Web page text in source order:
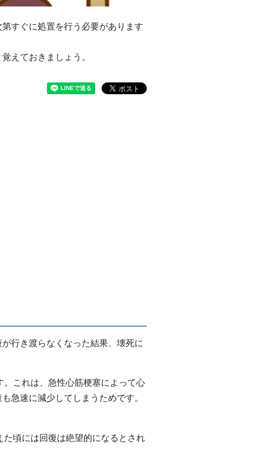
すぐに処置を行う必要があります
えておきましょう。
行き渡らなくなった結果、壊死に
これは、急性心筋梗塞によって心
急速に減少してしまうためです。
頃には回復は絶望的になるとされ